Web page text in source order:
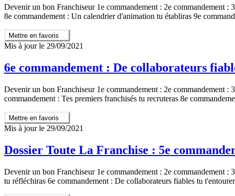
Devenir un bon Franchiseur 1e commandement : 2e commandement :
8e commandement : Un calendrier d'animation tu établiras 9e
Mettre en favoris
Mis à jour le 29/09/2021
6e commandement : De collaborateurs
Devenir un bon Franchiseur 1e commandement : 2e commandement :
commandement : Tes premiers franchisés tu recruteras 8e
Mettre en favoris
Mis à jour le 29/09/2021
Dossier Toute La Franchise : 5e
Devenir un bon Franchiseur 1e commandement : 2e commandement
tu réfléchiras 6e commandement : De collaborateurs fiables tu